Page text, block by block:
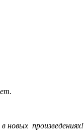
новых произведениях!